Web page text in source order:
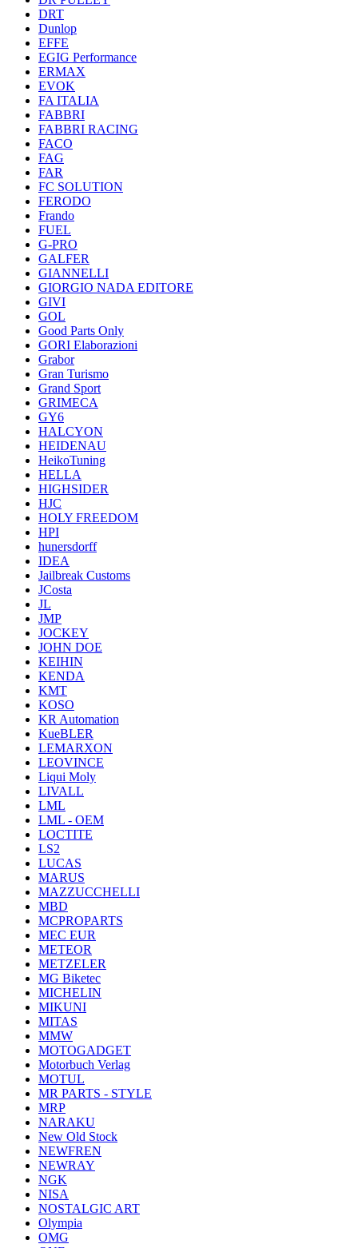
DRT
Dunlop
EFFE
EGIG Performance
ERMAX
EVOK
FA ITALIA
FABBRI
FABBRI RACING
FACO
FAG
FAR
FC SOLUTION
FERODO
Frando
FUEL
G-PRO
GALFER
GIANNELLI
GIORGIO NADA EDITORE
GIVI
GOL
Good Parts Only
GORI Elaborazioni
Grabor
Gran Turismo
Grand Sport
GRIMECA
GY6
HALCYON
HEIDENAU
HeikoTuning
HELLA
HIGHSIDER
HJC
HOLY FREEDOM
HPI
hunersdorff
IDEA
Jailbreak Customs
JCosta
JL
JMP
JOCKEY
JOHN DOE
KEIHIN
KENDA
KMT
KOSO
KR Automation
KueBLER
LEMARXON
LEOVINCE
Liqui Moly
LIVALL
LML
LML - OEM
LOCTITE
LS2
LUCAS
MARUS
MAZZUCCHELLI
MBD
MCPROPARTS
MEC EUR
METEOR
METZELER
MG Biketec
MICHELIN
MIKUNI
MITAS
MMW
MOTOGADGET
Motorbuch Verlag
MOTUL
MR PARTS - STYLE
MRP
NARAKU
New Old Stock
NEWFREN
NEWRAY
NGK
NISA
NOSTALGIC ART
Olympia
OMG